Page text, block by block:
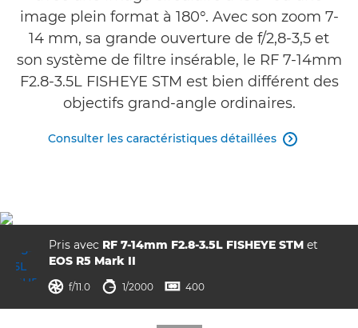
image plein format à 180°. Avec son zoom 7-
14 mm, sa grande ouverture de f/2,8-3,5 et
son système de filtre insérable, le RF 7-14mm
F2.8-3.5L FISHEYE STM est bien différent des
objectifs grand-angle ordinaires.
Consulter les caractéristiques détaillées 
Pris avec RF 7-14mm F2.8-3.5L FISHEYE STM et
EOS R5 Mark II
ouverture
 f/11.0 vitesse d'obturation
 1/2000 ISO
 400